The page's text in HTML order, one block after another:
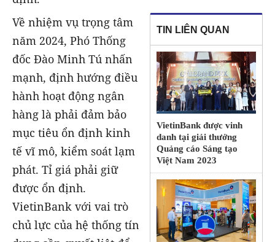
TIN LIÊN QUAN
VietinBank được vinh
danh tại giải thưởng
Quảng cáo Sáng tạo
Việt Nam 2023
Về nhiệm vụ trọng tâm
năm 2024, Phó Thống
đốc Đào Minh Tú nhấn
mạnh, định hướng điều
hành hoạt động ngân
hàng là phải đảm bảo
mục tiêu ổn định kinh
tế vĩ mô, kiểm soát lạm
phát. Tỉ giá phải giữ
được ổn định.
VietinBank với vai trò
chủ lực của hệ thống tín